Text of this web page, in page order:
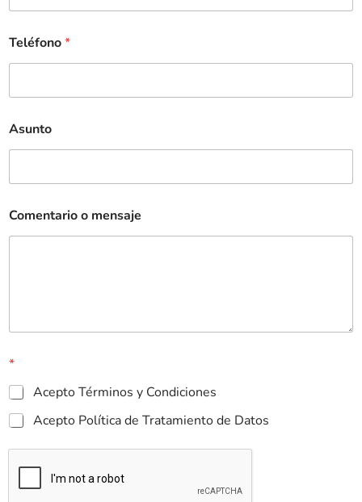
Teléfono*
Asunto
Comentario o mensaje
*
Acepto Términos y Condiciones
Acepto Política de Tratamiento de Datos